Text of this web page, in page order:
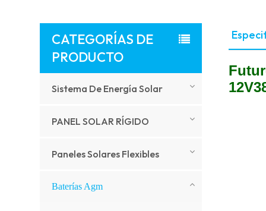
CATEGORÍAS DE
PRODUCTO
Sistema De Energía Solar
PANEL SOLAR RÍGIDO
Paneles Solares Flexibles
Baterías Agm